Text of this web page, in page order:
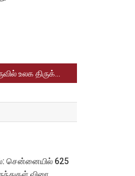
சென்னையில் 625
விரை